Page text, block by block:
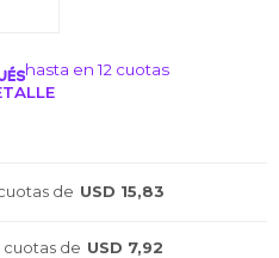
hasta en 12 cuotas
de USD 15,83
cuotas de USD 7,92